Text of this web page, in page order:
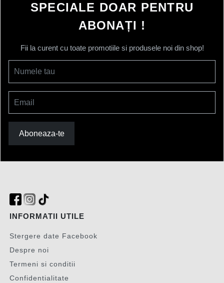
SPECIALE DOAR PENTRU
ABONAȚI !
Fii la curent cu toate promotiile si produsele noi din shop!
Numele tau
Email
Aboneaza-te
INFORMATII UTILE
Stergere date Facebook
Despre noi
Termeni si conditii
Confidentialitate